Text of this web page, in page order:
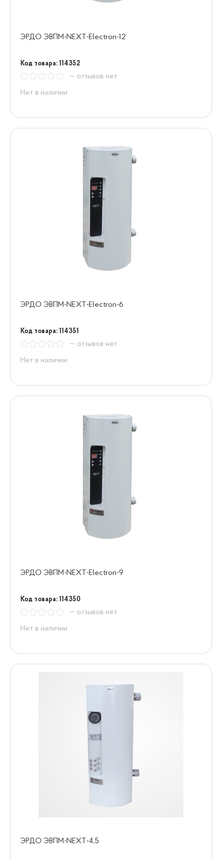
ЭРДО ЭВПМ-NEXT-Electron-12
Код товара: 114352
— отзывов нет
Нет в наличии
ЭРДО ЭВПМ-NEXT-Electron-6
Код товара: 114351
— отзывов нет
Нет в наличии
ЭРДО ЭВПМ-NEXT-Electron-9
Код товара: 114350
— отзывов нет
Нет в наличии
ЭРДО ЭВПМ-NEXT-4,5